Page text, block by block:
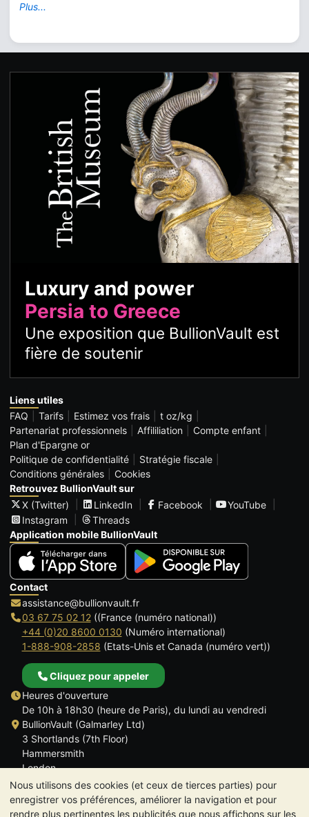
Nous utilisons des cookies (et ceux de tierces parties) pour
enregistrer vos préférences, améliorer la navigation et pour
rendre plus pertinentes les publicités que nous affichons sur les
Plus...
Luxury and power
Persia to Greece
Une exposition que BullionVault est
fière de soutenir
Liens utiles
FAQ
Tarifs Estimez vos frais
t oz/kg
Partenariat professionnels
Affililiation
Compte enfant
Plan d'Epargne or
Politique de confidentialité
Stratégie fiscale
Conditions générales
Cookies
Retrouvez BullionVault sur
X (Twitter)
LinkedIn Facebook
YouTube
Instagram
Threads
Application mobile BullionVault
Contact
assistance@bullionvault.fr
03 67 75 02 12((France (numéro national))
+44 (0)20 8600 0130 (Numéro international)
1-888-908-2858 (Etats-Unis et Canada (numéro vert))
Cliquez pour appeler
Heures d'ouverture
De 10h à 18h30 (heure de Paris), du lundi au vendredi
BullionVault (Galmarley Ltd)
3 Shortlands (7th Floor)
Hammersmith
London
W6 8DA
ROYAUME UNI